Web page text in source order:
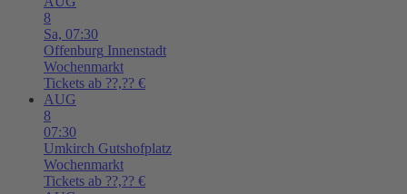
8
Sa, 07:30
Offenburg Innenstadt
Wochenmarkt
Tickets ab ??,?? €
AUG
8
07:30
Umkirch Gutshofplatz
Wochenmarkt
Tickets ab ??,?? €